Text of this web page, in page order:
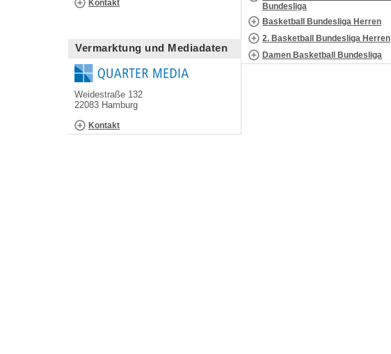
Kontakt
Vermarktung und Mediadaten
Weidestraße 132
22083 Hamburg
Kontakt
Bundesliga
Basketball Bundesliga Herren
2. Basketball Bundesliga Herren
Damen Basketball Bundesliga